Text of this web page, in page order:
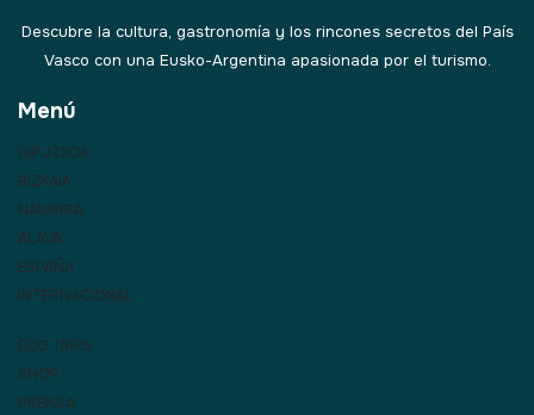
Descubre la cultura, gastronomía y los rincones secretos del País
Vasco con una Eusko-Argentina apasionada por el turismo.
Menú
GIPUZKOA
BIZKAIA
NAVARRA
ÁLAVA
ESPAÑA
INTERNACIONAL
ECO TRIPS
SHOP
PRENSA